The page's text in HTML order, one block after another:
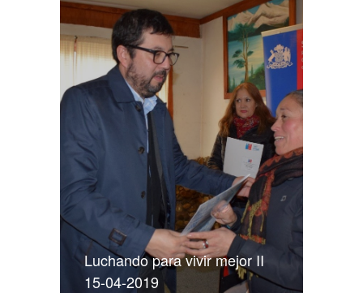
Luchando para vivir mejor II
15-04-2019